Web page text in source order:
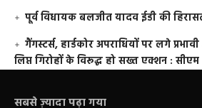
पूर्व विधायक बलजीत यादव ईडी की
गैंगस्टर्स, हार्डकोर अपराधियों पर लगे
लिप्त गिरोहों के विरूद्ध हो सख्त एक्शन : सीएम
सबसे ज़्यादा पढ़ा गया